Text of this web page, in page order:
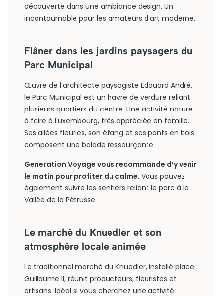
découverte dans une ambiance design. Un
incontournable pour les amateurs d’art moderne.
Flâner dans les jardins paysagers du
Parc Municipal
Œuvre de l’architecte paysagiste Edouard André,
le Parc Municipal est un havre de verdure reliant
plusieurs quartiers du centre. Une activité nature
à faire à Luxembourg, très appréciée en famille.
Ses allées fleuries, son étang et ses ponts en bois
composent une balade ressourçante.
Generation Voyage vous recommande d’y venir
le matin pour profiter du calme. Vous pouvez
également suivre les sentiers reliant le parc à la
Vallée de la Pétrusse.
Le marché du Knuedler et son
atmosphère locale animée
Le traditionnel marché du Knuedler, installé place
Guillaume II, réunit producteurs, fleuristes et
artisans. Idéal si vous cherchez une activité